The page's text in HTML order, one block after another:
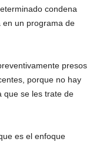
condena
en un programa de
presos
porque no hay
que se les trate de
es el enfoque